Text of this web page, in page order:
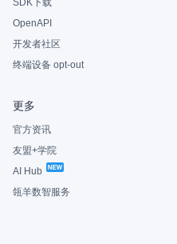
SDK下载
OpenAPI
开发者社区
终端设备 opt-out
更多
官方资讯
友盟+学院
AI Hub
瓴羊数智服务